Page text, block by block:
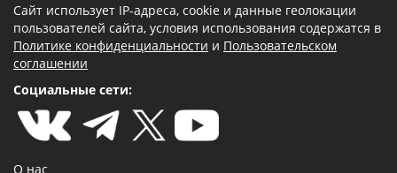
Сайт использует IP-адреса, cookie и данные геолокации
пользователей сайта, условия использования содержатся в
Политике конфиденциальности и Пользовательском
соглашении
Социальные сети:
О нас